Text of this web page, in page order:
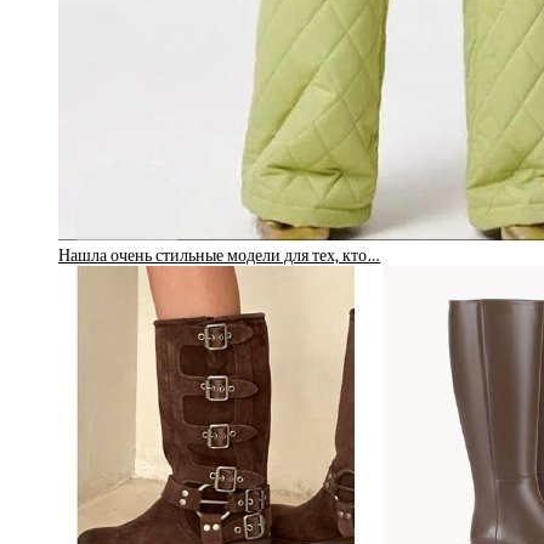
Нашла очень стильные модели для тех, кто…